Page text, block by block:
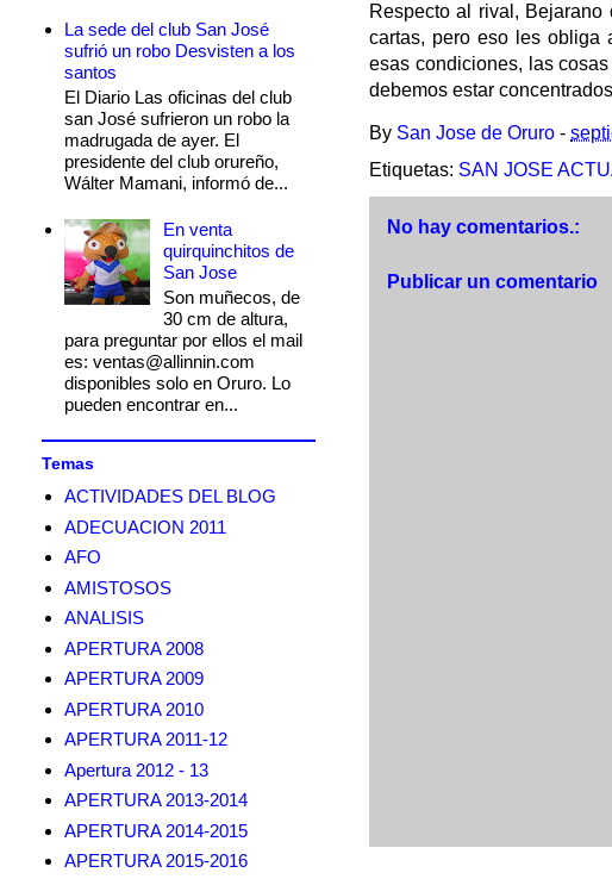
Respecto al rival,
cartas, pero eso les obliga
esas condiciones, las
debemos estar
By San Jose de Oruro -
Etiquetas: SAN JOSE
No hay comentarios.:
Publicar un comentario
La sede del club San José
sufrió un robo Desvisten a los
santos
El Diario Las oficinas del club
san José sufrieron un robo la
madrugada de ayer. El
presidente del club orureño,
Wálter Mamani, informó de...
En venta
quirquinchitos de
San Jose
Son muñecos, de
30 cm de altura,
para preguntar por ellos el mail
es: ventas@allinnin.com
disponibles solo en Oruro. Lo
pueden encontrar en...
Temas
ACTIVIDADES DEL BLOG
ADECUACION 2011
AFO
AMISTOSOS
ANALISIS
APERTURA 2008
APERTURA 2009
APERTURA 2010
APERTURA 2011-12
Apertura 2012 - 13
APERTURA 2013-2014
APERTURA 2014-2015
APERTURA 2015-2016